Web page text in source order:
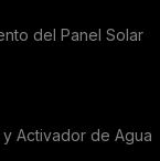
del Panel Solar
Activador de Agua